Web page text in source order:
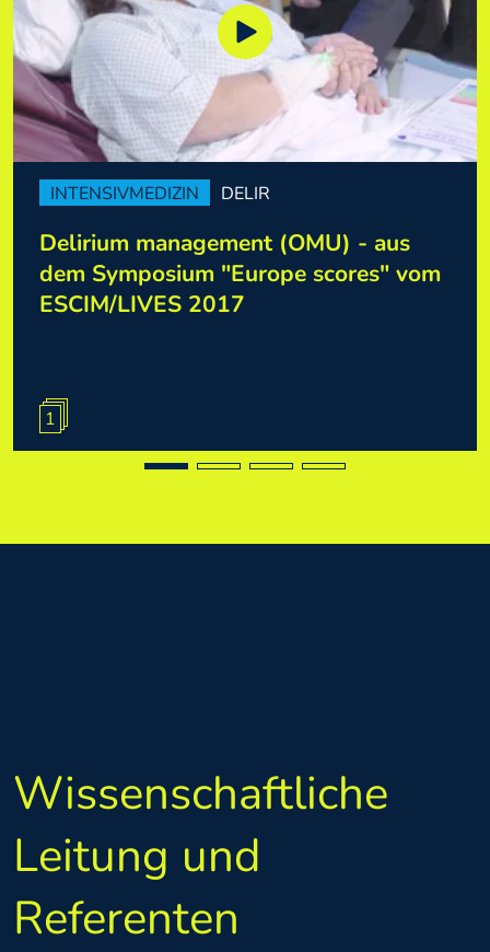
INTENSIVMEDIZIN DELIR
Delirium management (OMU) - aus
dem Symposium "Europe scores" vom
ESCIM/LIVES 2017
Wissenschaftliche
Leitung und
Referenten